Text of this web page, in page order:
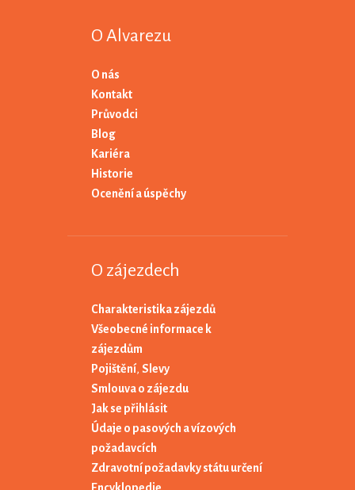
O Alvarezu
O nás
Kontakt
Průvodci
Blog
Kariéra
Historie
Ocenění a úspěchy
O zájezdech
Charakteristika zájezdů
Všeobecné informace k
zájezdům
Pojištění, Slevy
Smlouva o zájezdu
Jak se přihlásit
Údaje o pasových a vízových
požadavcích
Zdravotní požadavky státu určení